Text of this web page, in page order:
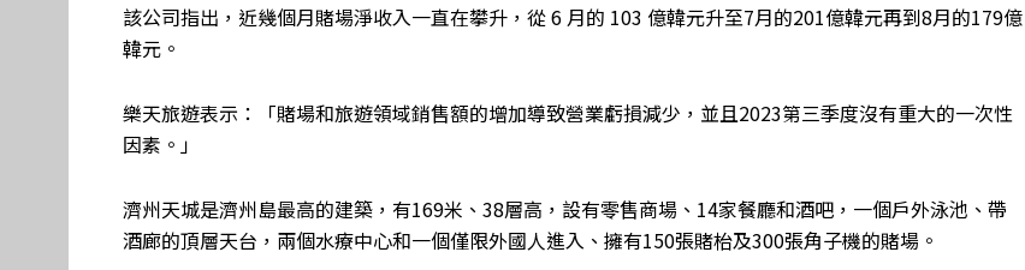
該公司指出，近幾個月賭場淨收入一直在攀升，從 6 月的 103 億韓元升至7月的201億韓元再到8月的179億
韓元。
樂天旅遊表示：「賭場和旅遊領域銷售額的增加導致營業虧損減少，並且2023第三季度沒有重大的一次性
因素。」
濟州天城是濟州島最高的建築，有169米、38層高，設有零售商場、14家餐廳和酒吧，一個戶外泳池、帶
酒廊的頂層天台，兩個水療中心和一個僅限外國人進入、擁有150張賭枱及300張角子機的賭場。